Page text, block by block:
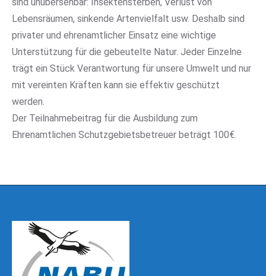
Lebensräumen, sinkende Artenvielfalt usw. Deshalb sind
privater und ehrenamtlicher Einsatz eine wichtige
Unterstützung für die gebeutelte Natur. Jeder Einzelne
trägt ein Stück Verantwortung für unsere Umwelt und nur
mit vereinten Kräften kann sie effektiv geschützt
werden.
Der Teilnahmebeitrag für die Ausbildung zum
Ehrenamtlichen Schutzgebietsbetreuer beträgt 100€.